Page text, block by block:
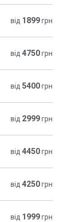
від 1899грн
від 4750грн
від 5400грн
від 2999грн
від 4450грн
від 4250грн
від 1999грн